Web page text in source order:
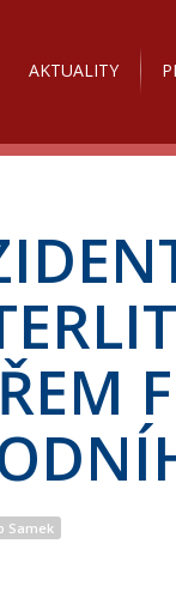
AKTUALITY
Samek